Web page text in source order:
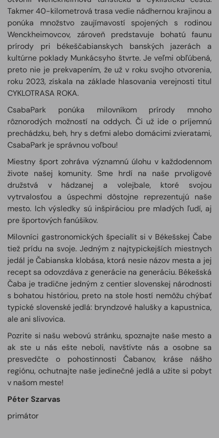
Takmer 40-kilometrová trasa vedie nádhernou krajinou a
ponúka množstvo zaujímavostí spojených s rodinou
Wenckheimovcov, zároveň predstavuje bohatú faunu
prírody pri békeščabianskych banských jazerách a
kultúrne poklady Munkácsyho štvrte. Je veľmi obľúbená,
preto nie je prekvapením, že už v roku svojho otvorenia,
roku 2023, získala na základe hlasovania verejnosti titul
CYKLOTRASA ROKA.
CsabaPark ponúka milovníkom prírody mnoho
rôznorodých možností na oddych. Či už ide o príjemnú
prechádzku, beh, hry s deťmi alebo domácimi zvieratami,
CsabaPark je správnou voľbou!
Miestny šport zohráva významnú úlohu v každodennom
živote našej komunity. Sme hrdí na naše prvoligové
družstvá v hádzanej a volejbale, ktoré svojou
vytrvalosťou a úspechmi dôstojne reprezentujú naše
mesto. Ich výsledky sú inšpiráciou pre mladých ľudí, aj
pre športových fanúšikov.
Milovníci gastronomických špecialít si v Békešskej Čabe
tiež prídu na svoje. Jedným z najtypickejších miestnych
jedál je Čabianska klobása, ktorá nesie názov mesta a jej
recept sa odovzdáva z generácie na generáciu. Békešská
Čaba je tradične jedným z centier slovenskej národnosti
s bohatou históriou, preto na stole hostí nemôžu chýbať
typické slovenské jedlá: bryndzové halušky a kapustnica,
ale ani slivovica.
Pozrite si našu webovú stránku, spoznajte naše mesto a
ak ste u nás ešte neboli, navštívte nás a osobne sa
presvedčte o pohostinnosti Čabanov, kráse nášho
regiónu, ochutnajte naše jedinečné jedlá a užite si pobyt
v našom meste!
Péter Szarvas
primátor